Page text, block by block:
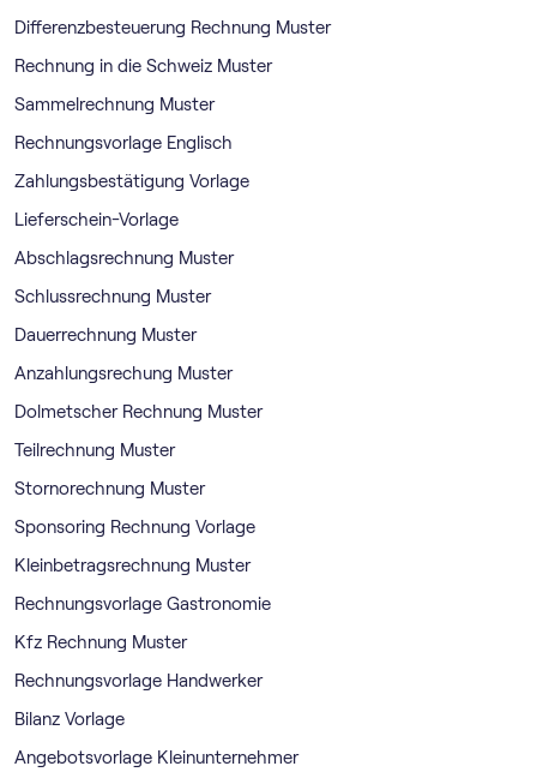
Differenzbesteuerung Rechnung Muster
Rechnung in die Schweiz Muster
Sammelrechnung Muster
Rechnungsvorlage Englisch
Zahlungsbestätigung Vorlage
Lieferschein-Vorlage
Abschlagsrechnung Muster
Schlussrechnung Muster
Dauerrechnung Muster
Anzahlungsrechung Muster
Dolmetscher Rechnung Muster
Teilrechnung Muster
Stornorechnung Muster
Sponsoring Rechnung Vorlage
Kleinbetragsrechnung Muster
Rechnungsvorlage Gastronomie
Kfz Rechnung Muster
Rechnungsvorlage Handwerker
Bilanz Vorlage
Angebotsvorlage Kleinunternehmer